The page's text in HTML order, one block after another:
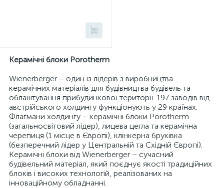
Керамічні блоки Porotherm
Wienerberger – один із лідерів з виробництва
керамічних матеріалів для будівництва будівель та
облаштування прибудинкової території. 197 заводів від
австрійського холдингу функціонують у 29 країнах.
Флагмани холдингу – керамічні блоки Porotherm
(загальносвітовий лідер), лицева цегла та керамічна
черепиця (1 місце в Європі), клінкерна бруківка
(безперечний лідер у Центральній та Східній Європі).
Керамічні блоки від Wienerberger – сучасний
будівельний матеріал, який поєднує якості традиційних
блоків і високих технологій, реалізованих на
інноваційному обладнанні.